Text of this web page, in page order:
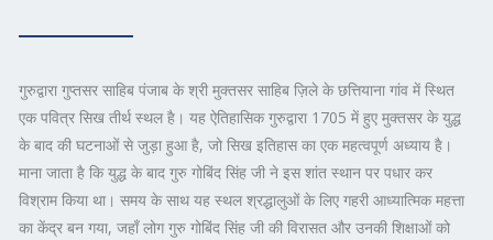
गुरुद्वारा गुप्तसर साहिब पंजाब के श्री मुक्तसर साहिब ज़िले के छत्तियाना गांव में स्थित
एक पवित्र सिख तीर्थ स्थल है। यह ऐतिहासिक गुरुद्वारा 1705 में हुए मुक्तसर के युद्ध
के बाद की घटनाओं से जुड़ा हुआ है, जो सिख इतिहास का एक महत्वपूर्ण अध्याय है।
माना जाता है कि युद्ध के बाद गुरु गोबिंद सिंह जी ने इस शांत स्थान पर पधार कर
विश्राम किया था। समय के साथ यह स्थल श्रद्धालुओं के लिए गहरी आध्यात्मिक महत्ता
का केंद्र बन गया, जहाँ लोग गुरु गोबिंद सिंह जी की विरासत और उनकी शिक्षाओं को